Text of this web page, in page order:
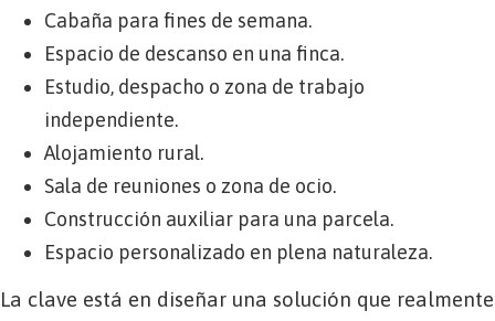
Cabaña para fines de semana.
Espacio de descanso en una finca.
Estudio, despacho o zona de trabajo
independiente.
Alojamiento rural.
Sala de reuniones o zona de ocio.
Construcción auxiliar para una parcela.
Espacio personalizado en plena naturaleza.
La clave está en diseñar una solución que realmente